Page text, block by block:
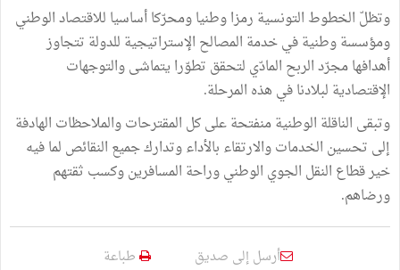
وتظلّ الخطوط التونسية رمزا وطنيا ومحرّكا أساسيا للاقتصاد الوطني
ومؤسسة وطنية في خدمة المصالح الإستراتيجية للدولة تتجاوز
أهدافها مجرّد الربح المادّي لتحقق تطوّرا يتماشى والتوجهات
الإقتصادية لبلادنا في هذه المرحلة.
وتبقى الناقلة الوطنية منفتحة على كل المقترحات والملاحظات الهادفة
إلى تحسين الخدمات والارتقاء بالأداء وتدارك جميع النقائص لما فيه
خير قطاع النقل الجوي الوطني وراحة المسافرين وكسب ثقتهم
ورضاهم.
أرسل إلى صديق طباعة